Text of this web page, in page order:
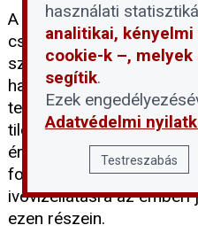
A rekordalacsony dunai
csábítónak találják, hogy
szárazzá vált medrébe,
határozottan
területekre belépni és ott
tilos. Ahhoz, hogy
érdemes tisztázni, mit
fogalma, és miért
ivóvízellátásra az emberi
ezen részein.
használati
analitikai,
cookie-k –,
segítik.
Ezek
Adatvédelmi
Testreszabás